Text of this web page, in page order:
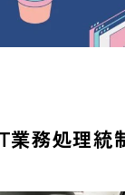
業務処理統